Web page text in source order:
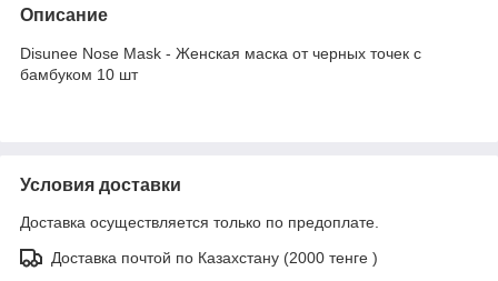
Описание
Disunee Nose Mask - Женская маска от черных точек с
бамбуком 10 шт
Условия доставки
Доставка осуществляется только по предоплате.
Доставка почтой по Казахстану (2000 тенге )